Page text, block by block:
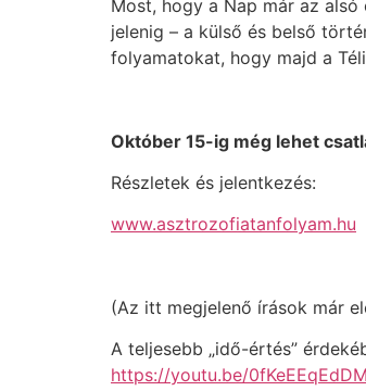
Most, hogy a Nap már az
jelenig – a külső és belső
folyamatokat, hogy majd a
Október 15-ig még lehet
Részletek és jelentkezés:
www.asztrozofiatanfolyam.hu
(Az itt megjelenő írások már
A teljesebb „idő-értés”
https://youtu.be/0fKeEEqEdDM